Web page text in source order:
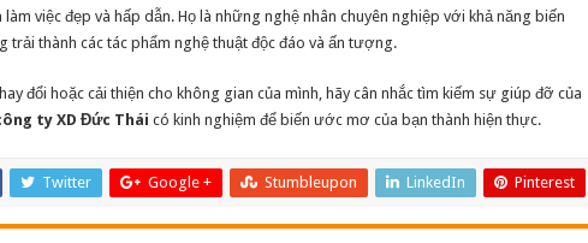
việc đẹp và hấp dẫn. Họ là những nghệ nhân chuyên nghiệp với khả năng biến
thành các tác phẩm nghệ thuật độc đáo và ấn tượng.
đổi hoặc cải thiện cho không gian của mình, hãy cân nhắc tìm kiếm sự giúp đỡ của
ty XD Đức Thái có kinh nghiệm để biến ước mơ của bạn thành hiện thực.
Twitter Google + Stumbleupon LinkedIn Pinterest